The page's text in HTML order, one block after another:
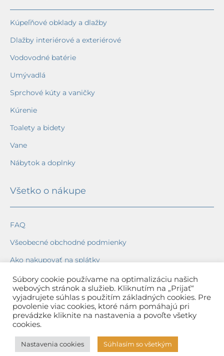
Kúpeľňové obklady a dlažby
Dlažby interiérové a exteriérové
Vodovodné batérie
Umývadlá
Sprchové kúty a vaničky
Kúrenie
Toalety a bidety
Vane
Nábytok a doplnky
Všetko o nákupe
FAQ
Všeobecné obchodné podmienky
Ako nakupovať na splátky
Ochrana osobných údajov
Reklamačný poriadok
Spôsob a cena dopravy
Spôsob platby
Súbory cookie používame na optimalizáciu našich
webových stránok a služieb. Kliknutím na „Prijať“
vyjadrujete súhlas s použitím základných cookies. Pre
povolenie viac cookies, ktoré nám pomáhajú pri
prevádzke kliknite na nastavenia a povoľte všetky
cookies.
Nastavenia cookies Súhlasím so všetkým